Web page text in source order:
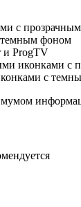
с
фоном
и ProgTV
иконками с
с